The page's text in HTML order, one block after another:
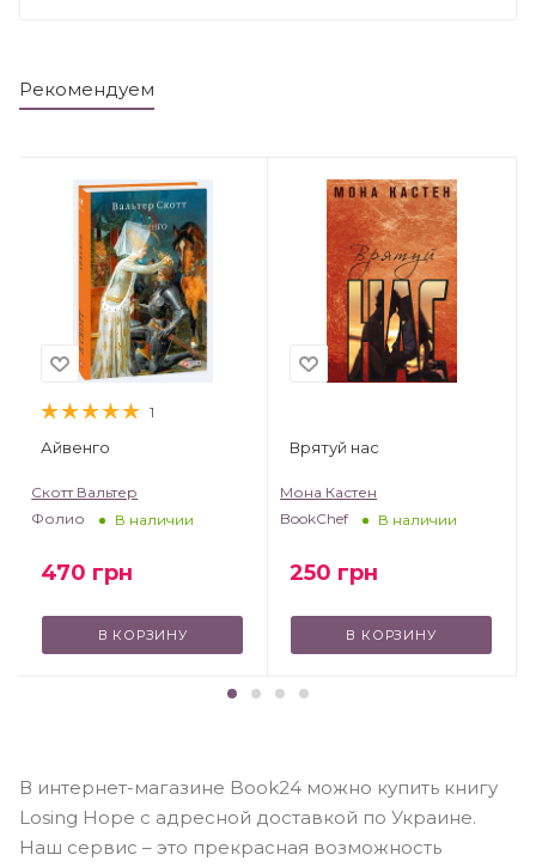
Рекомендуем
1
Айвенго
Скотт Вальтер
Фолио
В наличии
470 грн
В КОРЗИНУ
Врятуй нас
Мона Кастен
BookChef
В наличии
250 грн
В КОРЗИНУ
В интернет-магазине Book24 можно купить книгу
Losing Hope с адресной доставкой по Украине.
Наш сервис – это прекрасная возможность